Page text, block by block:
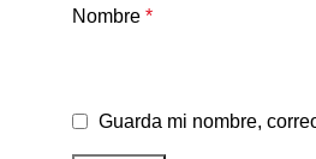
Nombre *
Guarda mi nombre,